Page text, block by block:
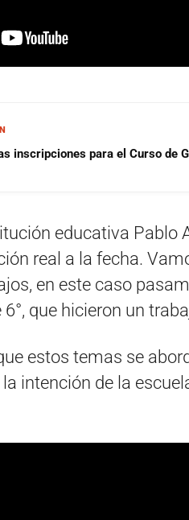
inscripciones para el Curso de
educativa Pablo
real a la fecha.
en este caso
6°, que hicieron un
estos temas se
intención de la